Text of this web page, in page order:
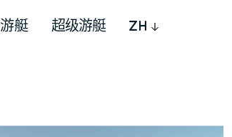
游艇 超级游艇 ZH